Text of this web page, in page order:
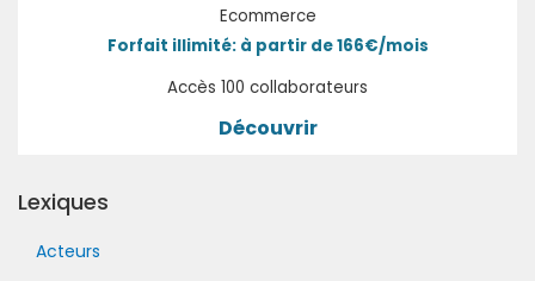
Ecommerce
Forfait illimité: à partir de 166€/mois
Accès 100 collaborateurs
Découvrir
Lexiques
Acteurs